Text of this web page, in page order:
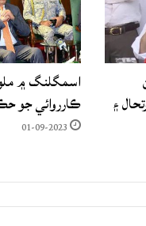
۽
اسمگلنگ ۾
ڪارروائي جو
01-09-2023